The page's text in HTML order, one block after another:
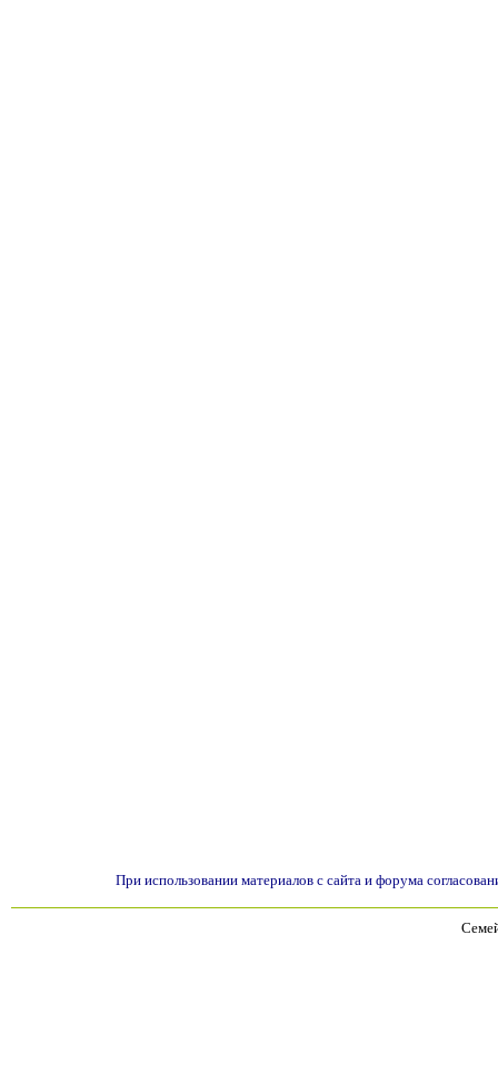
При использовании материалов с сайта и форума